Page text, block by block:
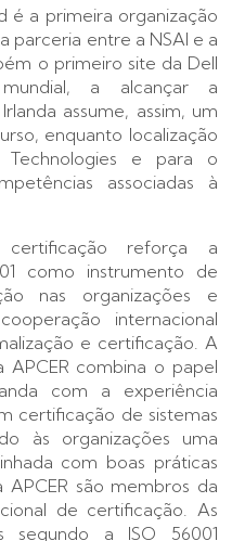
é a primeira organização
parceria entre a NSAI e a
o primeiro site da Dell
a alcançar a
assume, assim, um
enquanto localização
e para o
associadas à
reforça a
como instrumento de
nas organizações e
internacional
e certificação. A
combina o papel
com a experiência
certificação de sistemas
às organizações uma
com boas práticas
APCER são membros da
de certificação. As
segundo a ISO 56001